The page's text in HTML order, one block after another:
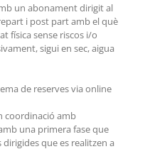
un abonament dirigit al
i post part amb el què
física sense riscos i/o
sigui en sec, aigua
de reserves via online
coordinació amb
una primera fase que
dirigides que es realitzen a